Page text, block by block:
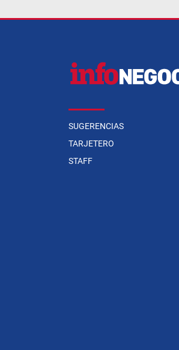
SUGERENCIAS
TARJETERO
STAFF